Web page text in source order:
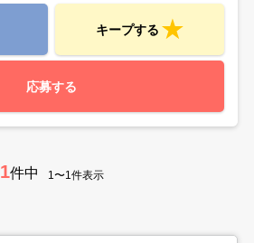
キープする
応募する
1件中 1〜1件表示